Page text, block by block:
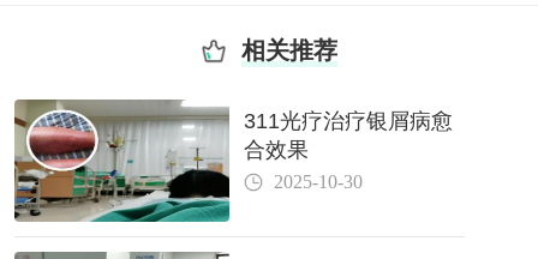
相关推荐
311光疗治疗银屑病愈
合效果
2025-10-30